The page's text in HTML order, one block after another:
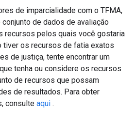
de imparcialidade com o TFMA,
de dados de avaliação
recursos pelos quais você gostaria
tiver os recursos de fatia exatos
de justiça, tente encontrar um
tenha ou considere os recursos
de recursos que possam
de resultados. Para obter
consulte aqui .